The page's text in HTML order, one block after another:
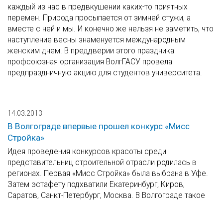
каждый из нас в предвкушении каких-то приятных
перемен. Природа просыпается от зимней стужи, а
вместе с ней и мы. И конечно же нельзя не заметить, что
наступление весны знаменуется международным
женским днем. В преддверии этого праздника
профсоюзная организация ВолгГАСУ провела
предпраздничную акцию для студентов университета.
14.03.2013
В Волгограде впервые прошел конкурс «Мисс
Стройка»
Идея проведения конкурсов красоты среди
представительниц строительной отрасли родилась в
регионах. Первая «Мисс Стройка» была выбрана в Уфе.
Затем эстафету подхватили Екатеринбург, Киров,
Саратов, Санкт-Петербург, Москва. В Волгограде такое